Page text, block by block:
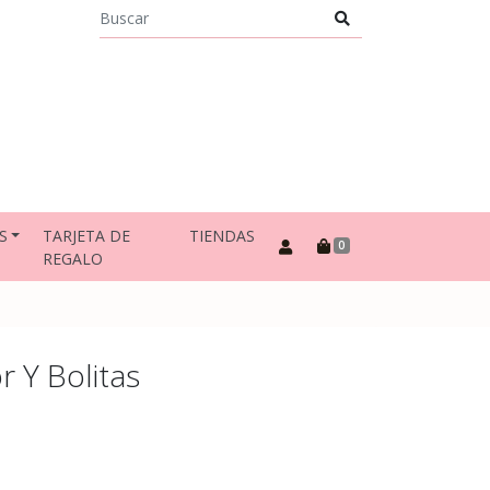
TARJETA DE
REGALO
TIENDAS 0
Y Bolitas